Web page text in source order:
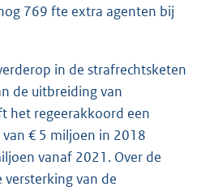
769 fte extra agenten bij
in de strafrechtsketen
de uitbreiding van
het regeerakkoord een
€ 5 miljoen in 2018
vanaf 2021. Over de
van de